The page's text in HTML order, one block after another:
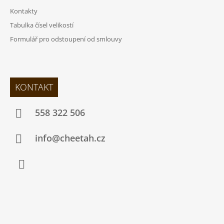
Kontakty
Tabulka čísel velikostí
Formulář pro odstoupení od smlouvy
KONTAKT
558 322 506
info@cheetah.cz